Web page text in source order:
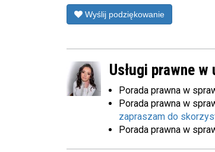
Wyślij podziękowanie
Usługi prawne
Porada prawna w
Porada prawna w
zapraszam do
Porada prawna w